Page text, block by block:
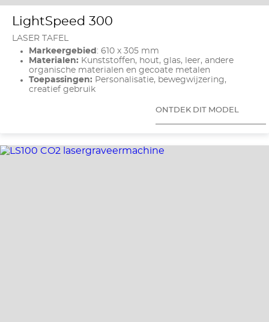
LightSpeed 300
LASER TAFEL
Markeergebied : 610 x 305 mm
Materialen: Kunststoffen, hout, glas, leer, andere
organische materialen en gecoate metalen
Toepassingen: Personalisatie, bewegwijzering,
creatief gebruik
ONTDEK DIT MODEL